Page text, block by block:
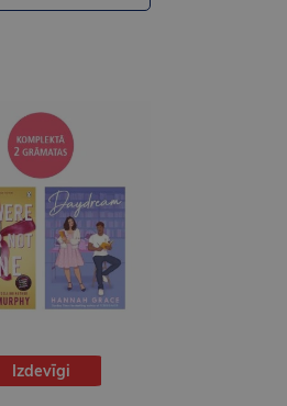
Izdevīgi